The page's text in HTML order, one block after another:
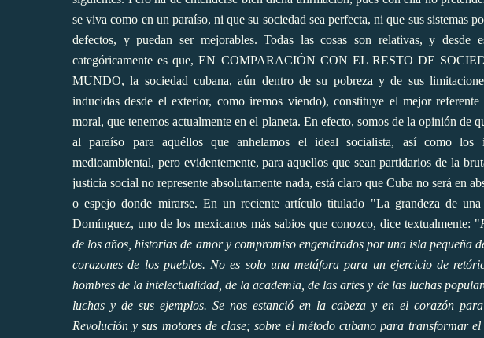
se viva como en un paraíso, ni que su sociedad sea perfecta, ni que sus sistemas
defectos, y puedan ser mejorables. Todas las cosas son relativas, y
categóricamente es que, EN COMPARACIÓN CON EL RESTO DE
MUNDO, la sociedad cubana, aún dentro de su pobreza y de sus
inducidas desde el exterior, como iremos viendo), constituye el mejor
moral, que tenemos actualmente en el planeta. En efecto, somos de la opinión de
al paraíso para aquéllos que anhelamos el ideal socialista, así como los
medioambiental, pero evidentemente, para aquellos que sean partidarios de la
justicia social no represente absolutamente nada, está claro que Cuba no será en
o espejo donde mirarse. En un reciente artículo titulado "La grandeza de
Domínguez, uno de los mexicanos más sabios que conozco, dice textualmente: "
de los años, historias de amor y compromiso engendrados por una isla pequeña
corazones de los pueblos. No es solo una metáfora para un ejercicio de
hombres de la intelectualidad, de la academia, de las artes y de las luchas
luchas y de sus ejemplos. Se nos estanció en la cabeza y en el corazón
Revolución y sus motores de clase; sobre el método cubano para transformar